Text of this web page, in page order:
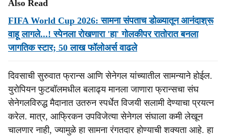
Also Read
FIFA World Cup 2026: सामना संपताच डोळ्यातून आनंदाश्रू
वाहू लागले...! स्पेनला रोखणारा 'हा' गोलकीपर रातोरात बनला
जागतिक स्टार; 50 लाख फॉलोअर्स वाढले
दिवसाची सुरुवात फ्रान्स आणि सेनेगल यांच्यातील सामन्याने होईल.
युरोपियन फुटबॉलमधील बलाढ्य मानला जाणारा फ्रान्सचा संघ
सेनेगलविरुद्ध मैदानात उतरुन स्पर्धेत विजयी सलामी देण्याचा प्रयत्न
करेल. मात्र, आफ्रिकन उपविजेत्या सेनेगल संघाला कमी लेखून
चालणार नाही, ज्यामुळे हा सामना रंगतदार होण्याची शक्यता आहे. हा